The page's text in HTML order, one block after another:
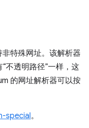
特殊网址。该解析器
不透明路径”一样，这
的网址解析器可以按
special。